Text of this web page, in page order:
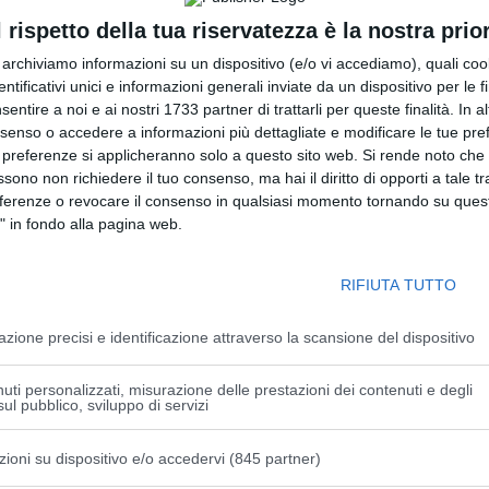
rispetto della tua riservatezza è la nostra
informazioni su un dispositivo (e/o vi accediamo), quali
unici e informazioni generali inviate da un dispositivo per le
a noi e ai nostri 1733 partner di trattarli per queste finalità. In
o accedere a informazioni più dettagliate e modificare le tue
si applicheranno solo a questo sito web. Si rende noto
non richiedere il tuo consenso, ma hai il diritto di opporti a tale
o revocare il consenso in qualsiasi momento tornando su
in fondo alla pagina web.
RIFIUTA TUTTO
precisi e identificazione attraverso la scansione del dispositivo
personalizzati, misurazione delle prestazioni dei contenuti e degli
pubblico, sviluppo di servizi
su dispositivo e/o accedervi (845 partner)
teleosauroide rinvenuto in una regurgitalite.
(il primo in Italia), un gruppo di teleosauroidi
tipico del Giurassico Superiore; la datazione del
questa assunzione, collocando il reperto nel
grande interesse, in quanto documenta un’interazione
Il predatore che può essersi nutrito del piccolo
di 150 milioni di anni fa. Il fossile è stato interpretato
del Dipartimento di Geoscienze dell’Ateneo patavino –.Le
appartengono ad un esemplare giovanile di
adattato alla vita in mare aperto, segnalato per